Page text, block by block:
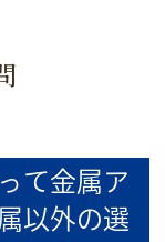
て金属ア
以外の選